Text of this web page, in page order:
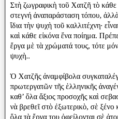
Στὴ ζωγραφικὴ τοῦ Χατζῆ τὸ κάθε
στεγνή ἀναπαράσταση τόπου,
ἴδια τὴν ψυχὴ τοῦ καλλιτέχνη·
καὶ κάθε εἰκόνα ἕνα ποίημα.
ἔργα μὲ τὰ χρώματά τους, τότε
ψυχὴ..
Ὁ Χατζῆς ἀναμφίβολα
πρωτεργατῶν τῆς ἑλληνικῆς
καθ’ ὅλα ἄξιος προσοχῆς καὶ
νὰ βρεθεῖ στὸ ἐξωτερικὸ, σὲ ξένο
ὅλα τὰ ἔργα του ὀφείλονται σὲ